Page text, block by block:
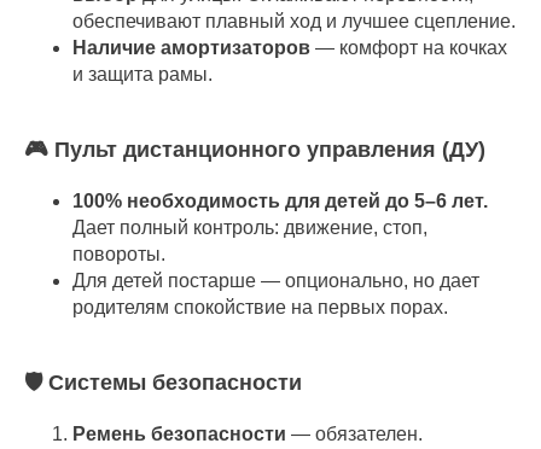
обеспечивают плавный ход и лучшее сцепление.
Наличие амортизаторов — комфорт на кочках
и защита рамы.
🎮 Пульт дистанционного управления (ДУ)
100% необходимость для детей до 5–6 лет.
Дает полный контроль: движение, стоп,
повороты.
Для детей постарше — опционально, но дает
родителям спокойствие на первых порах.
🛡️ Системы безопасности
Ремень безопасности — обязателен.